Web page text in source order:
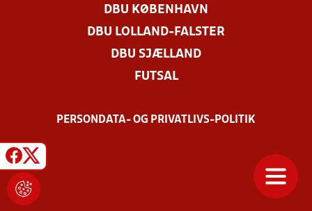
DBU KØBENHAVN
DBU LOLLAND-FALSTER
DBU SJÆLLAND
FUTSAL
PERSONDATA- OG PRIVATLIVS-POLITIK